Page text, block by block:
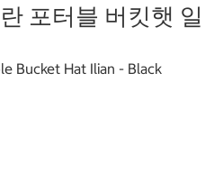
포터블 버킷햇 일
Bucket Hat Ilian - Black